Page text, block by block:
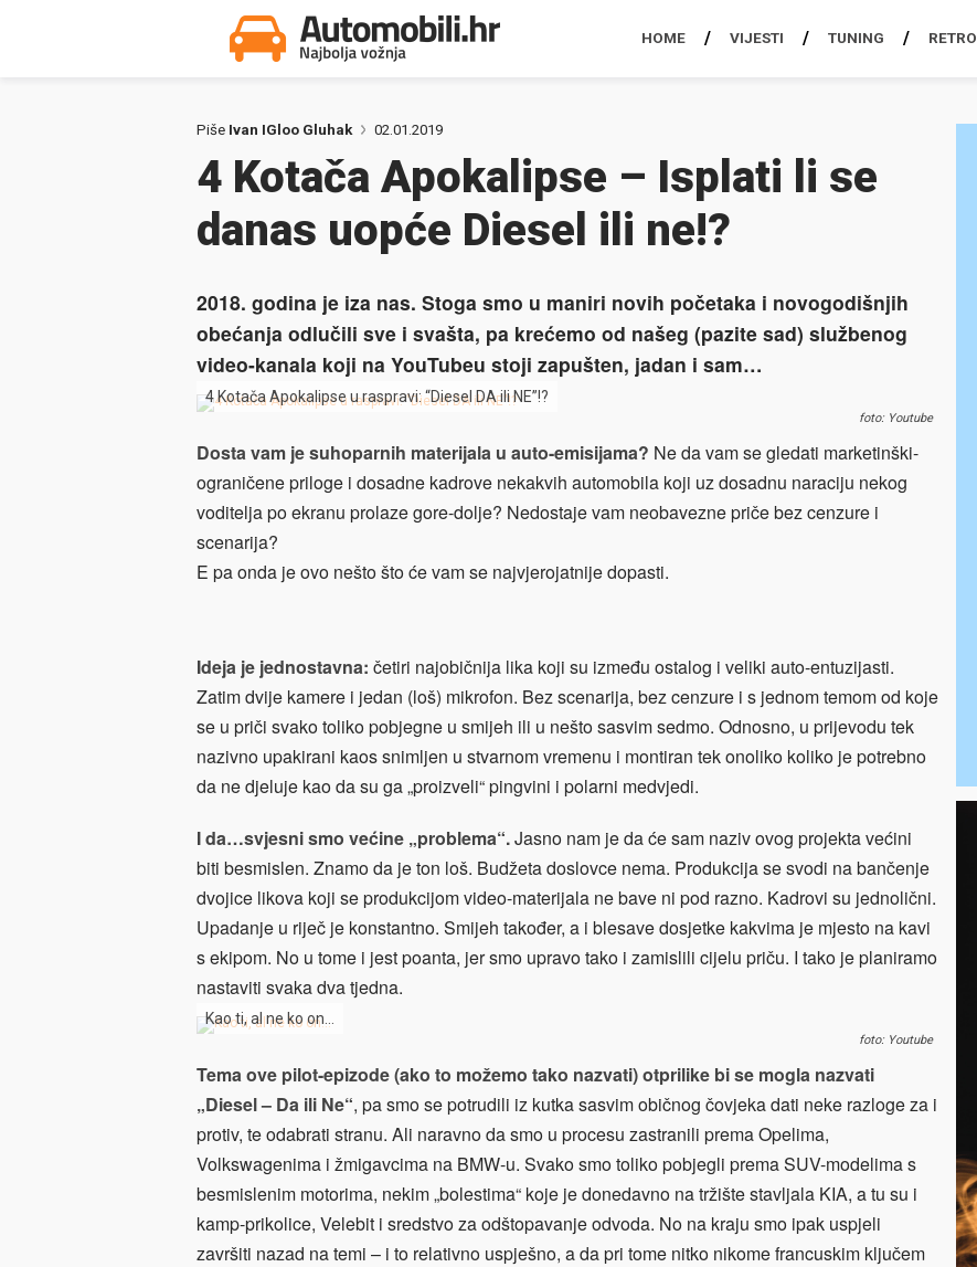
HOME VIJESTI TUNING RETRO
Piše Ivan IGloo Gluhak 02.01.2019
4 Kotača Apokalipse – Isplati li se
danas uopće Diesel ili ne!?
2018. godina je iza nas. Stoga smo u maniri novih početaka i novogodišnjih
obećanja odlučili sve i svašta, pa krećemo od našeg (pazite sad) službenog
video-kanala koji na YouTubeu stoji zapušten, jadan i sam…
4 Kotača Apokalipse u raspravi: “Diesel DA ili NE”!?
foto: Youtube
Dosta vam je suhoparnih materijala u auto-emisijama? Ne da vam se gledati marketinški-
ograničene priloge i dosadne kadrove nekakvih automobila koji uz dosadnu naraciju nekog
voditelja po ekranu prolaze gore-dolje? Nedostaje vam neobavezne priče bez cenzure i
scenarija?
E pa onda je ovo nešto što će vam se najvjerojatnije dopasti.
Ideja je jednostavna: četiri najobičnija lika koji su između ostalog i veliki auto-entuzijasti.
Zatim dvije kamere i jedan (loš) mikrofon. Bez scenarija, bez cenzure i s jednom temom od koje
se u priči svako toliko pobjegne u smijeh ili u nešto sasvim sedmo. Odnosno, u prijevodu tek
nazivno upakirani kaos snimljen u stvarnom vremenu i montiran tek onoliko koliko je potrebno
da ne djeluje kao da su ga „proizveli“ pingvini i polarni medvjedi.
I da…svjesni smo većine „problema“.Jasno nam je da će sam naziv ovog projekta većini
biti besmislen. Znamo da je ton loš. Budžeta doslovce nema. Produkcija se svodi na bančenje
dvojice likova koji se produkcijom video-materijala ne bave ni pod razno. Kadrovi su jednolični.
Upadanje u riječ je konstantno. Smijeh također, a i blesave dosjetke kakvima je mjesto na kavi
s ekipom. No u tome i jest poanta, jer smo upravo tako i zamislili cijelu priču. I tako je planiramo
nastaviti svaka dva tjedna.
Kao ti, al ne ko on…
foto: Youtube
Tema ove pilot-epizode (ako to možemo tako nazvati) otprilike bi se mogla nazvati
„Diesel – Da ili Ne“, pa smo se potrudili iz kutka sasvim običnog čovjeka dati neke razloge za i
protiv, te odabrati stranu. Ali naravno da smo u procesu zastranili prema Opelima,
Volkswagenima i žmigavcima na BMW-u. Svako smo toliko pobjegli prema SUV-modelima s
besmislenim motorima, nekim „bolestima“ koje je donedavno na tržište stavljala KIA, a tu su i
kamp-prikolice, Velebit i sredstvo za odštopavanje odvoda. No na kraju smo ipak uspjeli
završiti nazad na temi – i to relativno uspješno, a da pri tome nitko nikome francuskim ključem